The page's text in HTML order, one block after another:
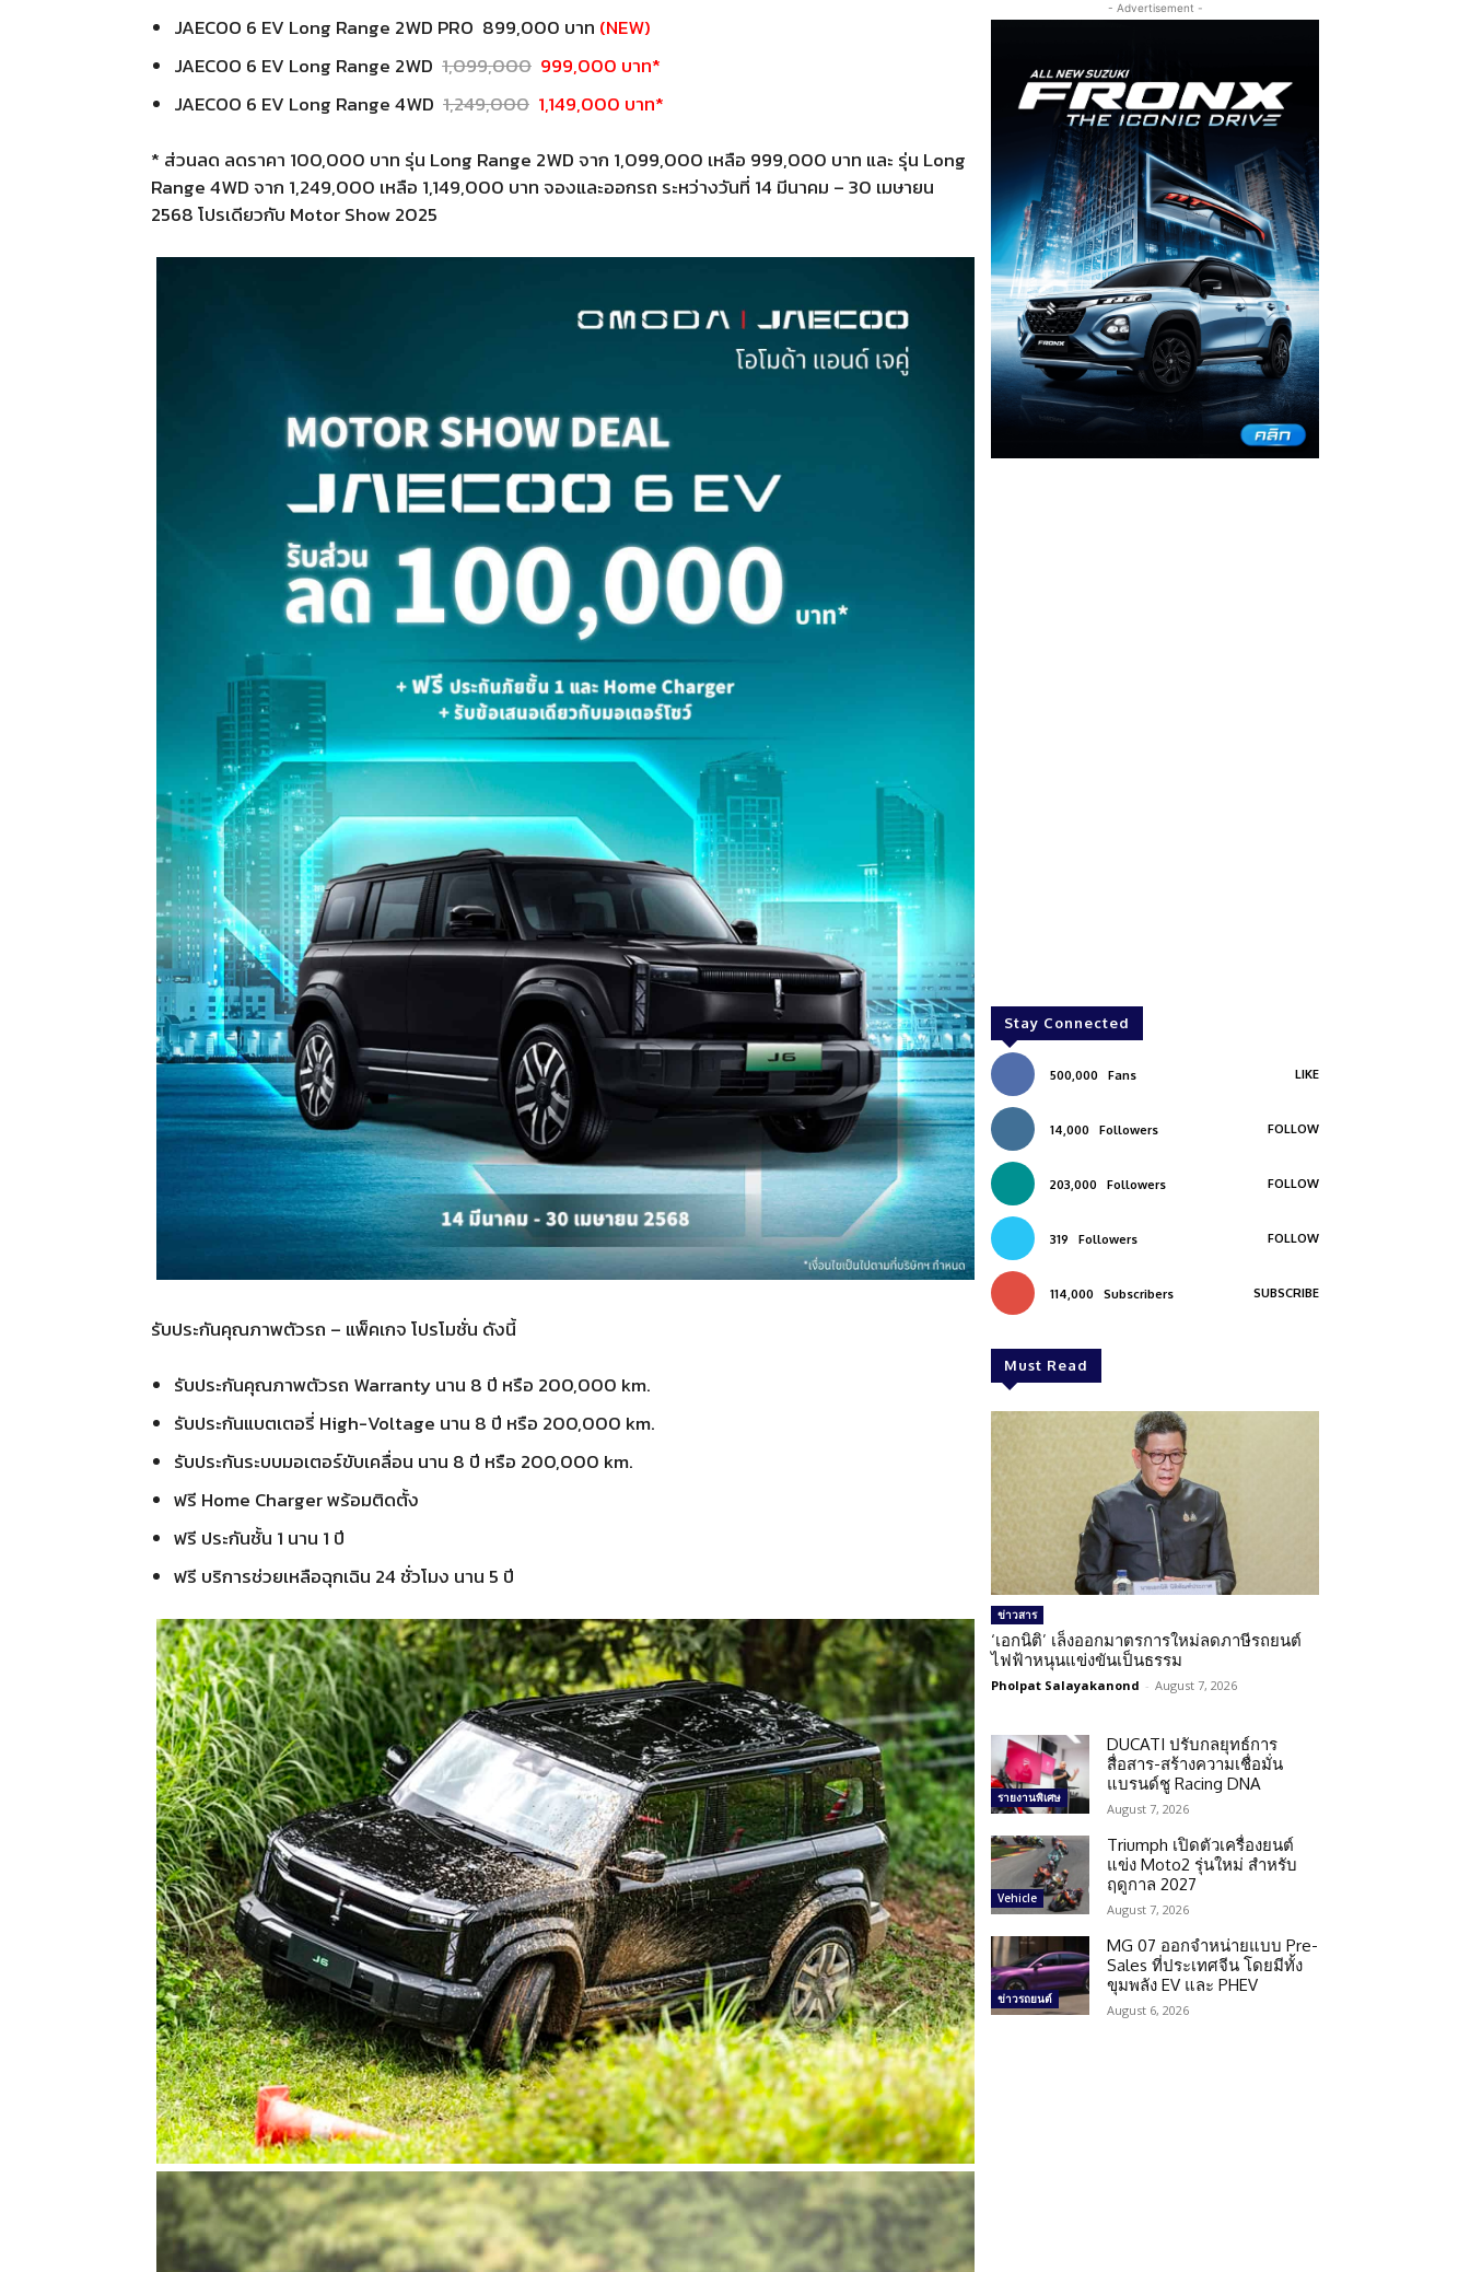
JAECOO 6 EV Long Range 2WD PRO 899,000 บาท (NEW)
JAECOO 6 EV Long Range 2WD 1,099,000 999,000 บาท*
JAECOO 6 EV Long Range 4WD 1,249,000 1,149,000 บาท*
* ส่วนลด ลดราคา 100,000 บาท รุ่น Long Range 2WD จาก 1,099,000 เหลือ 999,000 บาท และ รุ่น Long
Range 4WD จาก 1,249,000 เหลือ 1,149,000 บาท จองและออกรถ ระหว่างวันที่ 14 มีนาคม – 30 เมษายน
2568 โปรเดียวกับ Motor Show 2025
รับประกันคุณภาพตัวรถ – แพ็คเกจ โปรโมชั่น ดังนี้
รับประกันคุณภาพตัวรถ Warranty นาน 8 ปี หรือ 200,000 km.
รับประกันแบตเตอรี่ High-Voltage นาน 8 ปี หรือ 200,000 km.
รับประกันระบบมอเตอร์ขับเคลื่อน นาน 8 ปี หรือ 200,000 km.
ฟรี Home Charger พร้อมติดตั้ง
ฟรี ประกันชั้น 1 นาน 1 ปี
ฟรี บริการช่วยเหลือฉุกเฉิน 24 ชั่วโมง นาน 5 ปี
- Advertisement -
Stay Connected
500,000 Fans LIKE
14,000 Followers FOLLOW
203,000 Followers FOLLOW
319 Followers FOLLOW
114,000 Subscribers SUBSCRIBE
Must Read
ข่าวสาร
‘เอกนิติ’ เล็งออกมาตรการใหม่ลดภาษีรถยนต์
ไฟฟ้าหนุนแข่งขันเป็นธรรม
Pholpat Salayakanond - August 7, 2026
รายงานพิเศษ
DUCATI ปรับกลยุทธ์การ
สื่อสาร-สร้างความเชื่อมั่น
แบรนด์ชู Racing DNA
August 7, 2026
Vehicle
Triumph เปิดตัวเครื่องยนต์
แข่ง Moto2 รุ่นใหม่ สำหรับ
ฤดูกาล 2027
August 7, 2026
ข่าวรถยนต์
MG 07 ออกจำหน่ายแบบ Pre-
Sales ที่ประเทศจีน โดยมีทั้ง
ขุมพลัง EV และ PHEV
August 6, 2026